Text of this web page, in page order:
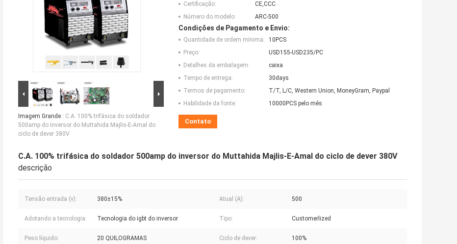
Imagem Grande : C.A. 100% trifásica do soldador
500amp do inversor do Muttahida Majlis-E-Amal do
ciclo de dever 380V
Certificação:
CE,CCC
Número do modelo:
ARC-500
Condições de Pagamento e Envio:
Quantidade de ordem mínima:
10PCS
Preço:
USD155-USD235/PC
Detalhes da embalagem:
caixa
Tempo de entrega:
30days
Termos de pagamento:
T/T, L/C, Western Union, MoneyGram, Paypal
Habilidade da fonte:
10000PCS pelo mês
Contato
C.A. 100% trifásica do soldador 500amp do inversor do Muttahida Majlis-E-Amal do ciclo de dever 380V
descrição
Tensão entrada (v): 380±15% Atual (A): 500
Adotando a tecnologia: Tecnologia do igbt do inversor Tipo: Customerlized
Peso líquido: 20 QUILOGRAMAS Ciclo de dever: 100%